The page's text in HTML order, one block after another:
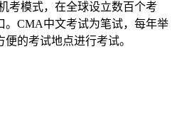
考模式，在全球设立数百个考
。CMA中文考试为笔试，每年举
的考试地点进行考试。